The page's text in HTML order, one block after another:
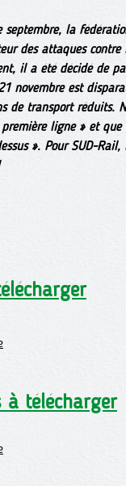
septembre, la
des attaques
il a été décidé de
novembre est
de transport réduits.
première ligne » et
». Pour SUD-
à télécharger